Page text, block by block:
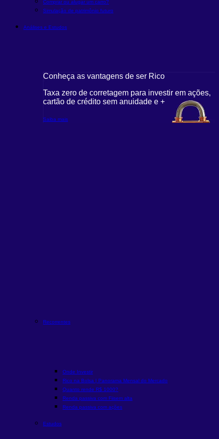
Comprar ou alugar um carro?
Simulação de patrimônio futuro
Análises e Estudos
Conheça as vantagens de ser Rico
Taxa zero de corretagem para investir em ações,
cartão de crédito sem anuidade e +
Saiba mais
Recorrentes
Onde Investir
Rico na Bolsa | Panorama Mensal do Mercado
Quanto rende R$ 1000?
Renda passiva com Fiisem alta
Renda passiva com ações
Estudos